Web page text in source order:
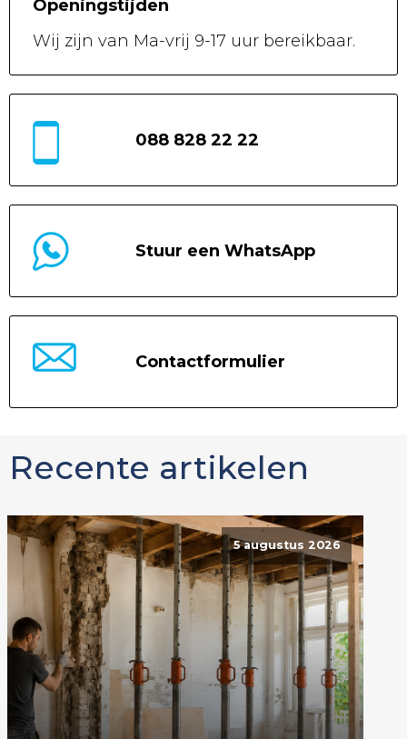
Openingstijden
Wij zijn van Ma-vrij 9-17 uur bereikbaar.
088 828 22 22
Stuur een WhatsApp
Contactformulier
Recente artikelen
5 augustus 2026